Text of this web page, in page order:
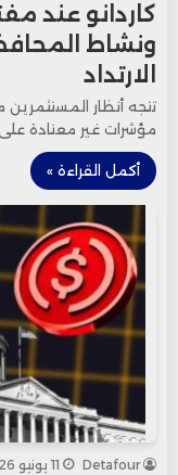
كاردانو عند
ونشاط
الارتداد
مؤشرات غير معتادة
أكمل القراءة »
Detafour 11 يونيو 2026